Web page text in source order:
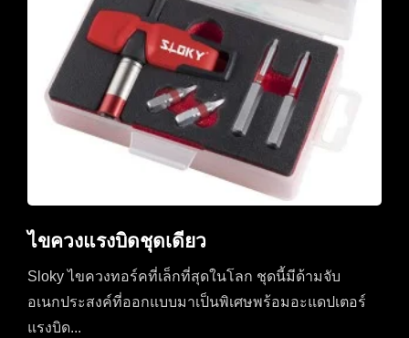
ไขควงแรงบิดชุดเดียว
Sloky ไขควงทอร์คที่เล็กที่สุดในโลก ชุดนี้มีด้ามจับ
อเนกประสงค์ที่ออกแบบมาเป็นพิเศษพร้อมอะแดปเตอร์
แรงบิด...